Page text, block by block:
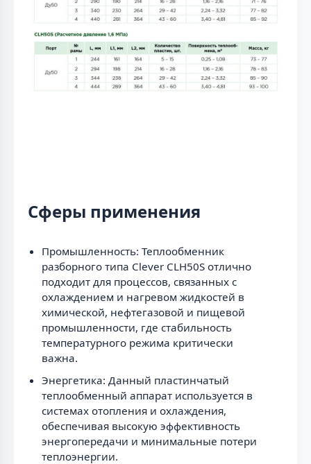
Сферы применения
Промышленность: Теплообменник
разборного типа Clever CLH50S отлично
подходит для процессов, связанных с
охлаждением и нагревом жидкостей в
химической, нефтегазовой и пищевой
промышленности, где стабильность
температурного режима критически
важна.
Энергетика: Данный пластинчатый
теплообменный аппарат используется в
системах отопления и охлаждения,
обеспечивая высокую эффективность
энергопередачи и минимальные потери
теплоэнергии.